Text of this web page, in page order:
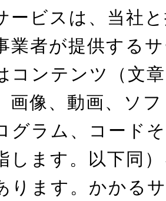
ービスは、当社
業者が提供する
コンテンツ（文
画像、動画、ソ
グラム、コード
します。以下同
ります。かかる